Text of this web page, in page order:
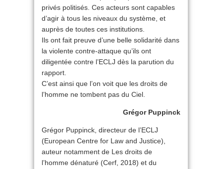
privés politisés. Ces acteurs sont capables
d’agir à tous les niveaux du système, et
auprès de toutes ces institutions.
Ils ont fait preuve d’une belle solidarité dans
la violente contre-attaque qu’ils ont
diligentée contre l’ECLJ dès la parution du
rapport.
C’est ainsi que l’on voit que les droits de
l’homme ne tombent pas du Ciel.
Grégor Puppinck
Grégor Puppinck, directeur de l’ECLJ
(European Centre for Law and Justice),
auteur notamment de Les droits de
l’homme dénaturé (Cerf, 2018) et du